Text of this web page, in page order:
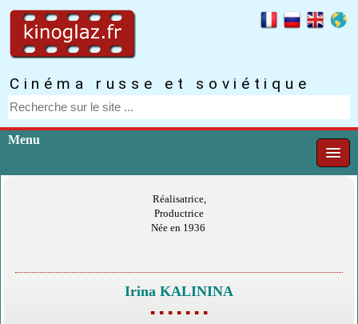
Cinéma russe et soviétique
Menu
Réalisatrice,
Productrice
Née en 1936
Irina KALININA
▪ ▪ ▪ ▪ ▪ ▪ ▪